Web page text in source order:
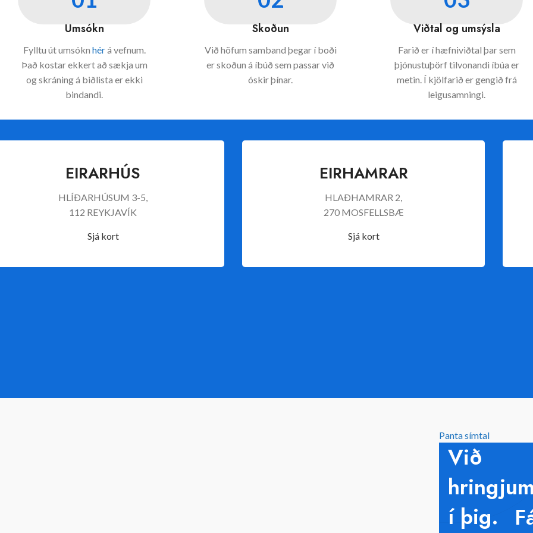
Umsókn
Fylltu út umsókn hérá vefnum.
Það kostar ekkert að sækja um
og skráning á biðlista er ekki
bindandi.
Skoðun
Við höfum samband þegar í boði
er skoðun á íbúð sem passar við
óskir þínar.
Viðtal og umsýsla
Farið er í hæfniviðtal þar sem
þjónustuþörf tilvonandi íbúa er
metin. Í kjölfarið er gengið frá
leigusamningi.
EIRARHÚS
HLÍÐARHÚSUM 3-5,
112 REYKJAVÍK
Sjá kort
EIRHAMRAR
HLAÐHAMRAR 2,
270 MOSFELLSBÆ
Sjá kort
Panta símtal
Við
í þig.